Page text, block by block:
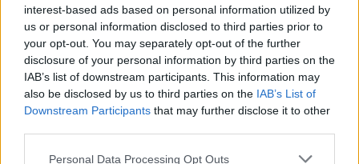
interest-based ads based on personal information utilized by
us or personal information disclosed to third parties prior to
your opt-out. You may separately opt-out of the further
disclosure of your personal information by third parties on the
IAB’s list of downstream participants. This information may
also be disclosed by us to third parties on the IAB’s List of
Downstream Participants that may further disclose it to other
Personal Data Processing Opt Outs
sotto un’imponente volta. E poi c’è il famigerato
guardaroba specchiato: un bagno interamente
rivestito di specchi, con due wc contrapposti, sfere
da discoteca e un’atmosfera che richiama
direttamente loStudio 54 .
Una proprietà con esterni